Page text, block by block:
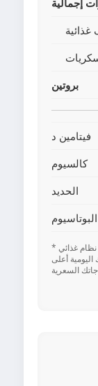
إجمالية
غذائية
بروتين
فيتامين د
كالسيوم
الحديد
البوتاسيوم
* تعتمد القيم اليومية المستندة إلى نسبة ٪ على نظام غذائي
اليومية أعلى